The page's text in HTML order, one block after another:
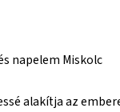
napelem Miskolc
alakítja az